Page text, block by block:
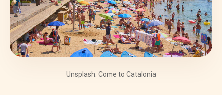
Unsplash: Come to Catalonia